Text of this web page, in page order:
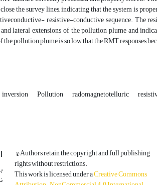
the survey lines, indicating that the system is
resistive-conductive sequence. The
lateral extensions of the pollution plume and
pollution plume is so low that the RMT responses
inversion Pollution radomagnetotelluric
© Authors retain the copyright and full publishing
rights without restrictions.
This work is licensed under aCreative Commons